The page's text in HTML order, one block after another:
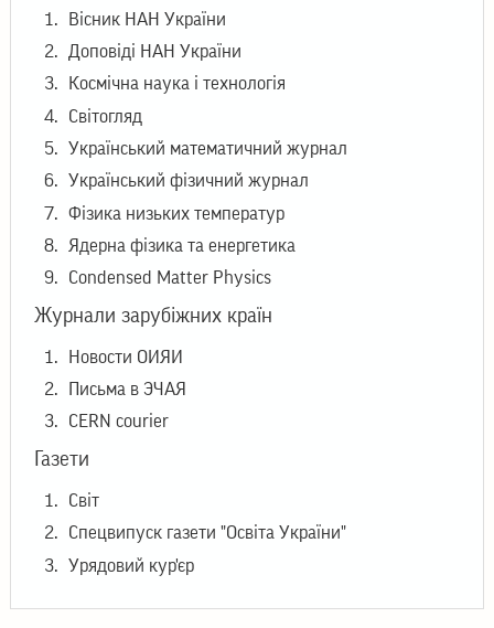
Вісник НАН України
Доповіді НАН України
Космічна наука і технологія
Світогляд
Український математичний журнал
Український фізичний журнал
Фізика низьких температур
Ядерна фізика та енергетика
Condensed Matter Physics
Журнали зарубіжних країн
Новости ОИЯИ
Письма в ЭЧАЯ
CERN courier
Газети
Світ
Спецвипуск газети "Освiта України"
Урядовий кур'єр